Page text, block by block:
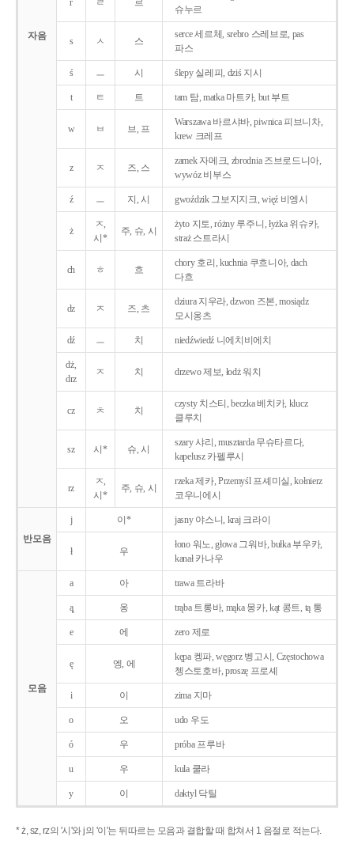
자음
r ㄹ 르
슈누르
s ㅅ 스
serce 세르체, srebro 스레브로, pas
파스
ś ㅡ 시 ślepy 실레피, dziś 지시
t ㅌ 트 tam 탐, matka 마트카, but 부트
w ㅂ 브, 프
Warszawa 바르샤바, piwnica 피브니차,
krew 크레프
z ㅈ 즈, 스
zamek 자메크, zbrodnia 즈브로드니아,
wywóz 비부스
ź ㅡ 지, 시 gwoździk 그보지지크, więź 비엥시
ż
ㅈ,
시*
주, 슈, 시
żyto 지토, różny 루주니, łyżka 위슈카,
straż 스트라시
ch ㅎ 흐
chory 호리, kuchnia 쿠흐니아, dach
다흐
dz ㅈ 즈, 츠
dziura 지우라, dzwon 즈본, mosiądz
모시옹츠
dź ㅡ 치 niedźwiedź 니에치비에치
dż,
drz
ㅈ 치 drzewo 제보, łodż 워치
cz ㅊ 치
czysty 치스티, beczka 베치카, klucz
클루치
sz 시* 슈, 시
szary 샤리, musztarda 무슈타르다,
kapelusz 카펠루시
rz
ㅈ,
시*
주, 슈, 시
rzeka 제카, Przemyśl 프셰미실, kołnierz
코우니에시
반모음
j 이* jasny 야스니, kraj 크라이
ł 우
łono 워노, głowa 그워바, bułka 부우카,
kanał 카나우
모음
a 아 trawa 트라바
ą̨ 옹 trąba 트롱바, mąka 몽카, kąt 콩트, tą 통
e 에 zero 제로
ę 엥, 에
kępa 켕파, węgorz 벵고시, Częstochowa
쳉스토호바, proszę 프로셰
i 이 zima 지마
o 오 udo 우도
ó 우 próba 프루바
u 우 kula 쿨라
y 이 daktyl 닥틸
* ż, sz, rz의 '시'와 j의 '이'는 뒤따르는 모음과 결합할 때 합쳐서 1 음절로 적는다.